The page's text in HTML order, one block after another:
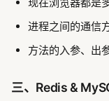
进程之间的通信
方法的入参、出
三、Redis &